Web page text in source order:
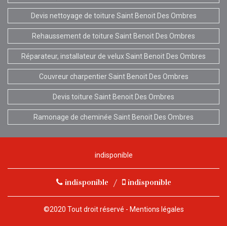
Devis nettoyage de toiture Saint Benoit Des Ombres
Rehaussement de toiture Saint Benoit Des Ombres
Réparateur, installateur de velux Saint Benoit Des Ombres
Couvreur charpentier Saint Benoit Des Ombres
Devis toiture Saint Benoit Des Ombres
Ramonage de cheminée Saint Benoit Des Ombres
indisponible
indisponible / indisponible
©2020 Tout droit réservé - Mentions légales